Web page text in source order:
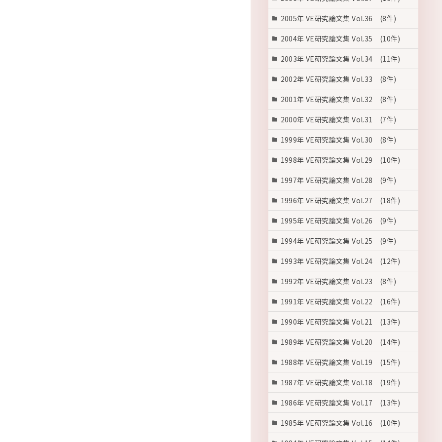
2005年 VE研究論文集 Vol.36 (8件)
2004年 VE研究論文集 Vol.35 (10件)
2003年 VE研究論文集 Vol.34 (11件)
2002年 VE研究論文集 Vol.33 (8件)
2001年 VE研究論文集 Vol.32 (8件)
2000年 VE研究論文集 Vol.31 (7件)
1999年 VE研究論文集 Vol.30 (8件)
1998年 VE研究論文集 Vol.29 (10件)
1997年 VE研究論文集 Vol.28 (9件)
1996年 VE研究論文集 Vol.27 (18件)
1995年 VE研究論文集 Vol.26 (9件)
1994年 VE研究論文集 Vol.25 (9件)
1993年 VE研究論文集 Vol.24 (12件)
1992年 VE研究論文集 Vol.23 (8件)
1991年 VE研究論文集 Vol.22 (16件)
1990年 VE研究論文集 Vol.21 (13件)
1989年 VE研究論文集 Vol.20 (14件)
1988年 VE研究論文集 Vol.19 (15件)
1987年 VE研究論文集 Vol.18 (19件)
1986年 VE研究論文集 Vol.17 (13件)
1985年 VE研究論文集 Vol.16 (10件)